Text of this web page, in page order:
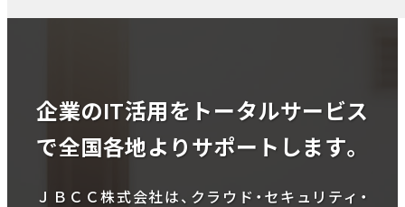
企業のIT活用をトータルサービス
で全国各地よりサポートします。
ＪＢＣＣ株式会社は、クラウド・セキュリティ・